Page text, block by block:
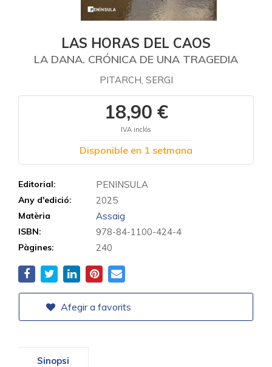
LAS HORAS DEL CAOS
LA DANA. CRÓNICA DE UNA TRAGEDIA
PITARCH, SERGI
18,90 €
IVA inclós
Disponible en 1 setmana
Editorial: PENINSULA
Any d'edició: 2025
Matèria Assaig
ISBN: 978-84-1100-424-4
Pàgines: 240
Afegir a favorits
Sinopsi